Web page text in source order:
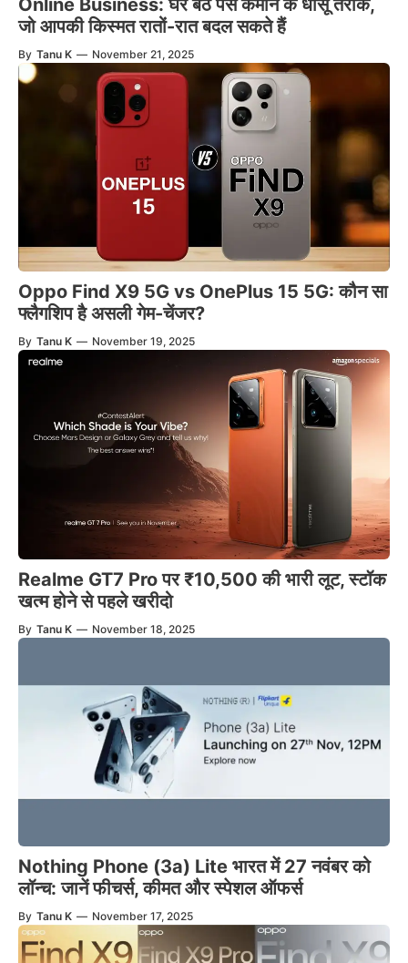
जो आपकी किस्मत रातों-रात बदल सकते हैं
By Tanu K — November 21, 2025
Oppo Find X9 5G vs OnePlus 15 5G: कौन सा
फ्लैगशिप है असली गेम-चेंजर?
By Tanu K — November 19, 2025
Realme GT7 Pro पर ₹10,500 की भारी लूट, स्टॉक
खत्म होने से पहले खरीदो
By Tanu K — November 18, 2025
Nothing Phone (3a) Lite भारत में 27 नवंबर को
लॉन्च: जानें फीचर्स, कीमत और स्पेशल ऑफर्स
By Tanu K — November 17, 2025